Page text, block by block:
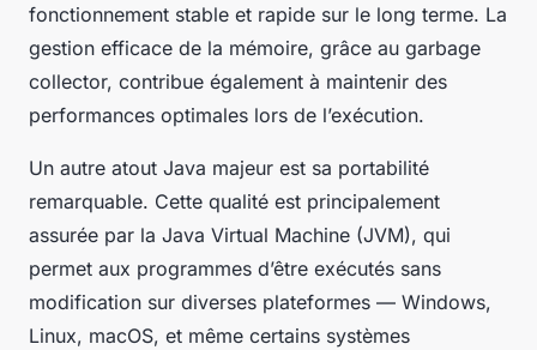
fonctionnement stable et rapide sur le long terme. La
gestion efficace de la mémoire, grâce au garbage
collector, contribue également à maintenir des
performances optimales lors de l’exécution.
Un autre atout Java majeur est sa portabilité
remarquable. Cette qualité est principalement
assurée par la Java Virtual Machine (JVM), qui
permet aux programmes d’être exécutés sans
modification sur diverses plateformes — Windows,
Linux, macOS, et même certains systèmes